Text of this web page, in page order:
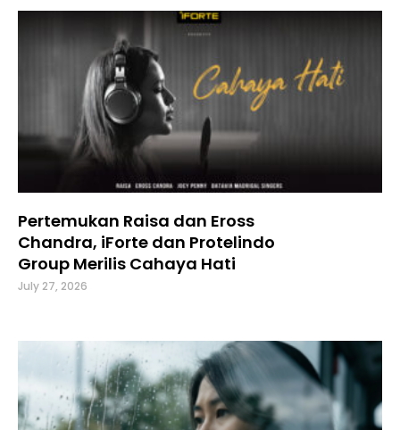
Pertemukan Raisa dan Eross
Chandra, iForte dan Protelindo
Group Merilis Cahaya Hati
July 27, 2026